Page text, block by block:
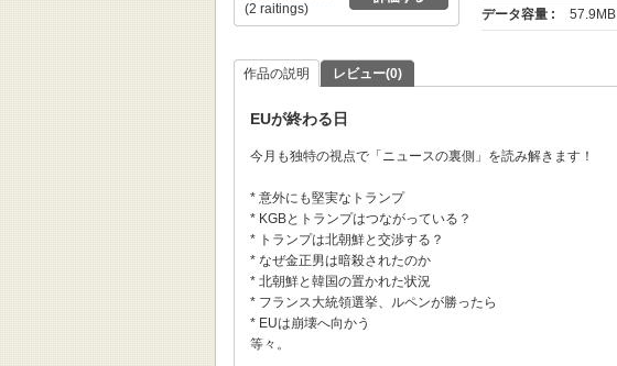
(2 raitings)
データ容量 :
57.9MB
作品の説明 レビュー(0)
EUが終わる日
今月も独特の視点で「ニュースの裏側」を読み解きます！
* 意外にも堅実なトランプ
* KGBとトランプはつながっている？
* トランプは北朝鮮と交渉する？
* なぜ金正男は暗殺されたのか
* 北朝鮮と韓国の置かれた状況
* フランス大統領選挙、ルペンが勝ったら
* EUは崩壊へ向かう
等々。